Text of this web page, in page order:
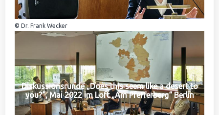
© Dr. Frank Wecker
Diskussionsrunde „Does this seem like a desert to
you?“, Mai 2022 im Loft „Am Pfefferberg“ Berlin